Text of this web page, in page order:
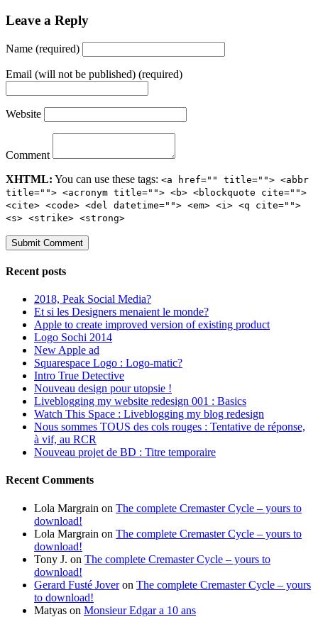
Leave a Reply
Name (required)
Email (will not be published) (required)
Website
Comment
XHTML: You can use these tags: <a href="" title=""> <abbr
title=""> <acronym title=""> <b> <blockquote cite="">
<cite> <code> <del datetime=""> <em> <i> <q cite="">
<s> <strike> <strong>
Recent posts
2018, Peak Social Media?
Et si les Designers menaient le monde?
Apple to create improved version of existing product
Logo Sochi 2014
New Apple ad
Squarespace Logo : Logo-matic?
Intro True Detective
Nouveau design pour utopsie !
Liveblogging my website redesign 001 : Basics
Watch This Space : Liveblogging my blog redesign
Nous sommes TOUS des cols rouges : Tentative de réponse,
à vif, au RCR
Nouveau projet de BD : Titre temporaire
Recent Comments
Lola Margrain on The complete Cremaster Cycle – yours to
download!
Lola Margrain on The complete Cremaster Cycle – yours to
download!
Tony J. on The complete Cremaster Cycle – yours to
download!
Gerard Fusté Joveron The complete Cremaster Cycle – yours
to download!
Matyas on Monsieur Edgar a 10 ans